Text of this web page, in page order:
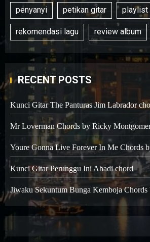
penyanyi petikan gitar playlist
rekomendasi lagu review album
RECENT POSTS
Kunci Gitar The Panturas Jim Labrador
Mr Loverman Chords by Ricky
Youre Gonna Live Forever In Me Chords
Kunci Gitar Perunggu Ini Abadi chord
Jiwaku Sekuntum Bunga Kemboja Chords